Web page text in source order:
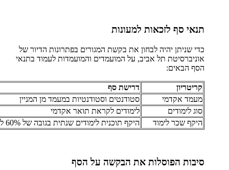
תנאי סף לזכאות למעונות
כדי שניתן יהיה לבחון את בקשת המגורים בפתרונות הדיור של
אוניברסיטת תל אביב, על המועמדים והמועמדות לעמוד בתנאי
הסף הבאים:
קריטריון
דרישת סף
מעמד אקדמי
סטודנטים וסטודנטיות במעמד מן המניין
סוג לימודים
לימודים לקראת תואר אקדמי
היקף שכר לימוד
היקף תוכנית לימודים שנתית בגובה של 60% לפחות
סיבות הפוסלות את הבקשה על הסף